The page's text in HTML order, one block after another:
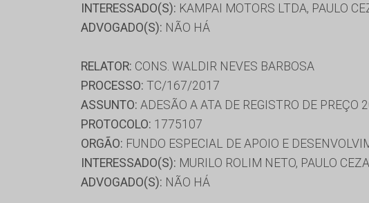
INTERESSADO(S): KAMPAI MOTORS LTDA, PAULO
ADVOGADO(S): NÃO HÁ
RELATOR: CONS. WALDIR NEVES BARBOSA
PROCESSO: TC/167/2017
ASSUNTO: ADESÃO A ATA DE REGISTRO DE PREÇO
PROTOCOLO: 1775107
ORGÃO: FUNDO ESPECIAL DE APOIO E
INTERESSADO(S): MURILO ROLIM NETO, PAULO
ADVOGADO(S): NÃO HÁ